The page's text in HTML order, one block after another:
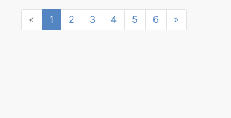
« Previous
1 2 3 4 5 6 »